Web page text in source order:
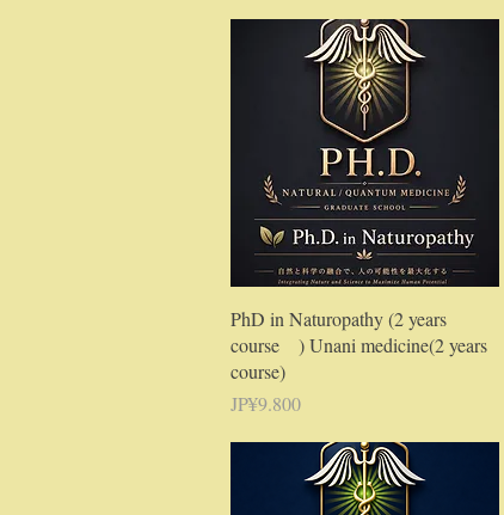
Tampilan Cepat
PhD in Naturopathy (2 years
course ) Unani medicine(2 years
course)
Harga
JP¥9.800